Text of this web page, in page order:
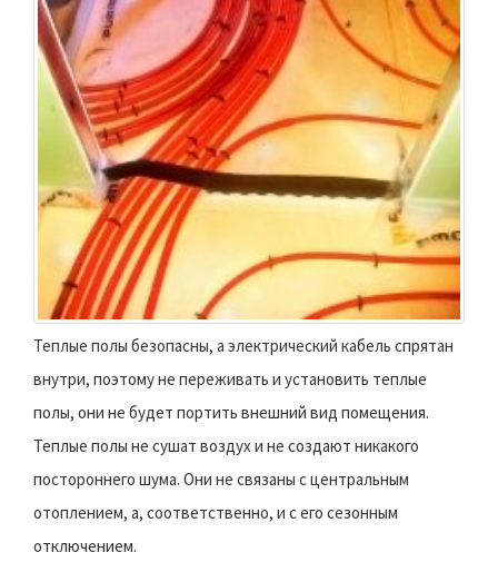
Теплые полы безопасны, а электрический кабель спрятан
внутри, поэтому не переживать и установить теплые
полы, они не будет портить внешний вид помещения.
Теплые полы не сушат воздух и не создают никакого
постороннего шума. Они не связаны с центральным
отоплением, а, соответственно, и с его сезонным
отключением.